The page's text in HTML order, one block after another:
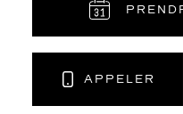
APPELER